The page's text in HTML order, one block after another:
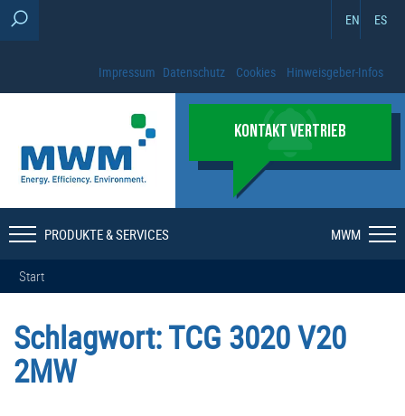
EN ES
Impressum Datenschutz Cookies Hinweisgeber-Infos
KONTAKT VERTRIEB
PRODUKTE & SERVICES MWM
Start
Schlagwort:TCG 3020 V20
2MW